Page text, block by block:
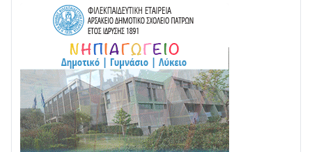
Στο σκοτάδι μεγάλο μέρος στο Λυγιά Ναυπάκτου
Σε τροχιά υλοποίησης η Παράκαμψη του Κέντρου
της Ναυπάκτου
04/08 • 12:08
Σε φουλ ρυθμούς το τμήμα Βόνιτσα – Άγιος Νικόλαος
| Αυτοψία Καββαδά
03/08 • 11:11